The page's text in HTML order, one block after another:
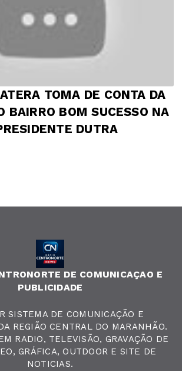
TOMA DE CONTA DA
BAIRRO BOM SUCESSO NA
DUTRA
DE COMUNICAÇAO E
PUBLICIDADE
SISTEMA DE COMUNICAÇÃO E
REGIÃO CENTRAL DO MARANHÃO.
RADIO, TELEVISÃO, GRAVAÇÃO DE
GRÁFICA, OUTDOOR E SITE DE
NOTICIAS.